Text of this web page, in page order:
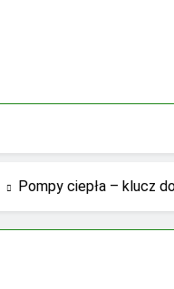
Pompy ciepła – klucz